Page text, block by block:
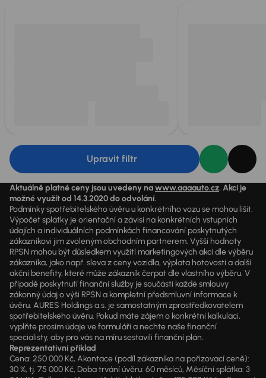
Upravit filtr
Aktuálně platné ceny jsou uvedeny nawww.aaaauto.cz. Akci je
možné využít od 14.3.2020 do odvolání.
Podmínky spotřebitelského úvěru u konkrétního vozu se mohou lišit.
Výpočet splátky je orientační a závisí na konkrétních vstupních
údajích a individuálních podmínkách financování poskytnutých
zákazníkovi jim zvoleným obchodním partnerem. Vyšší hodnoty
RPSN mohou být důsledkem využití marketingových akcí dle výběru
zákazníka, jako např. sleva z ceny vozidla, výplata hotovosti a další
akční benefity, které může zákazník čerpat dle vlastního výběru. V
případě poskytnutí finanční služby je součástí každé smlouvy
zákonný údaj o výši RPSN a kompletní předsmluvní informace k
úvěru. AURES Holdings a.s. je samostatným zprostředkovatelem
spotřebitelského úvěru. Pokud máte zájem o konkrétní kalkulaci,
vyplňte prosím údaje ve formuláři a nechte naše finanční
specialisty, aby pro vás na míru sestavili finanční plán.
Reprezentativní příklad
Cena: 250 000 Kč, Akontace (podíl zákazníka na pořizovací ceně):
30 %, tj. 75 000 Kč, Doba trvání úvěru: 60 měsíců, Měsíční splátka: 3